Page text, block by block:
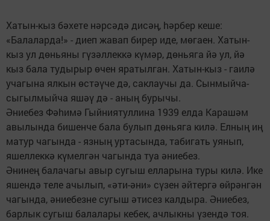
Хатын-кыз бәхете нәрсәдә дисәң, hәрбер кеше:
«Балаларда!» - диеп жавап бирер иде, мөгаен. Хатын-
кыз ул дөньяны гүзәллеккә күмәр, дөньяга йә ул, йә
кыз бала тудырыр өчен яратылган. Хатын-кыз - гаилә
учагына ялкын өстәүче дә, саклау­чы да. Сынмыйча-
сыгылмыйча яшәү дә - аның бурычы.
Әниебез Фә­hимә Гыйниятуллина 1939 елда Карашәм
авылында бишенче бала булып дөньяга килә. Елның иң
матур чагында - язның уртасында, табигать уянып,
яшеллеккә күмелгән чагында туа әние­без.
Әнинең балачагы авыр сугыш елларына туры килә. Ике
яшендә теле ачылып, «әти-әни» сүзен әйтергә өйрәнгән
чагында, әниебезне сугыш әтисез калдыра. Әниебез,
барлык сугыш балалары кебек, ачлыкны үзендә тоя.